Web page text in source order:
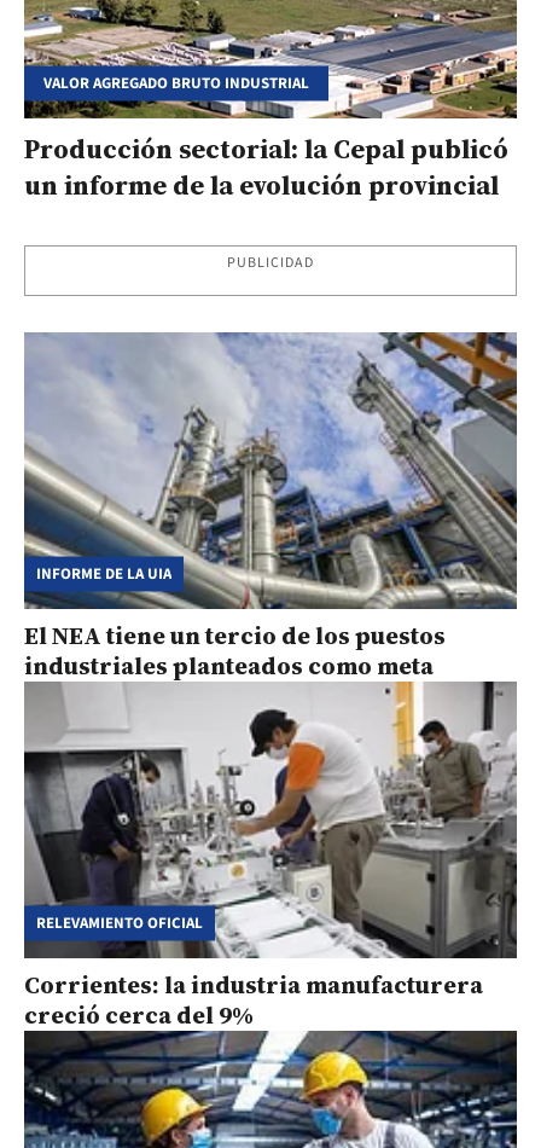
VALOR AGREGADO BRUTO INDUSTRIAL
Producción sectorial: la Cepal publicó
un informe de la evolución provincial
PUBLICIDAD
INFORME DE LA UIA
El NEA tiene un tercio de los puestos
industriales planteados como meta
RELEVAMIENTO OFICIAL
Corrientes: la industria manufacturera
creció cerca del 9%